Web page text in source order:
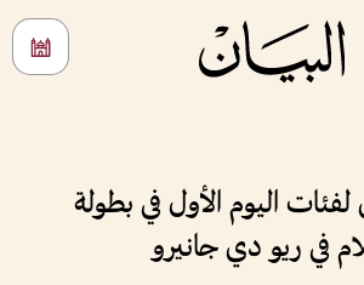
اليوم الأول في بطولة
في ريو دي جانيرو